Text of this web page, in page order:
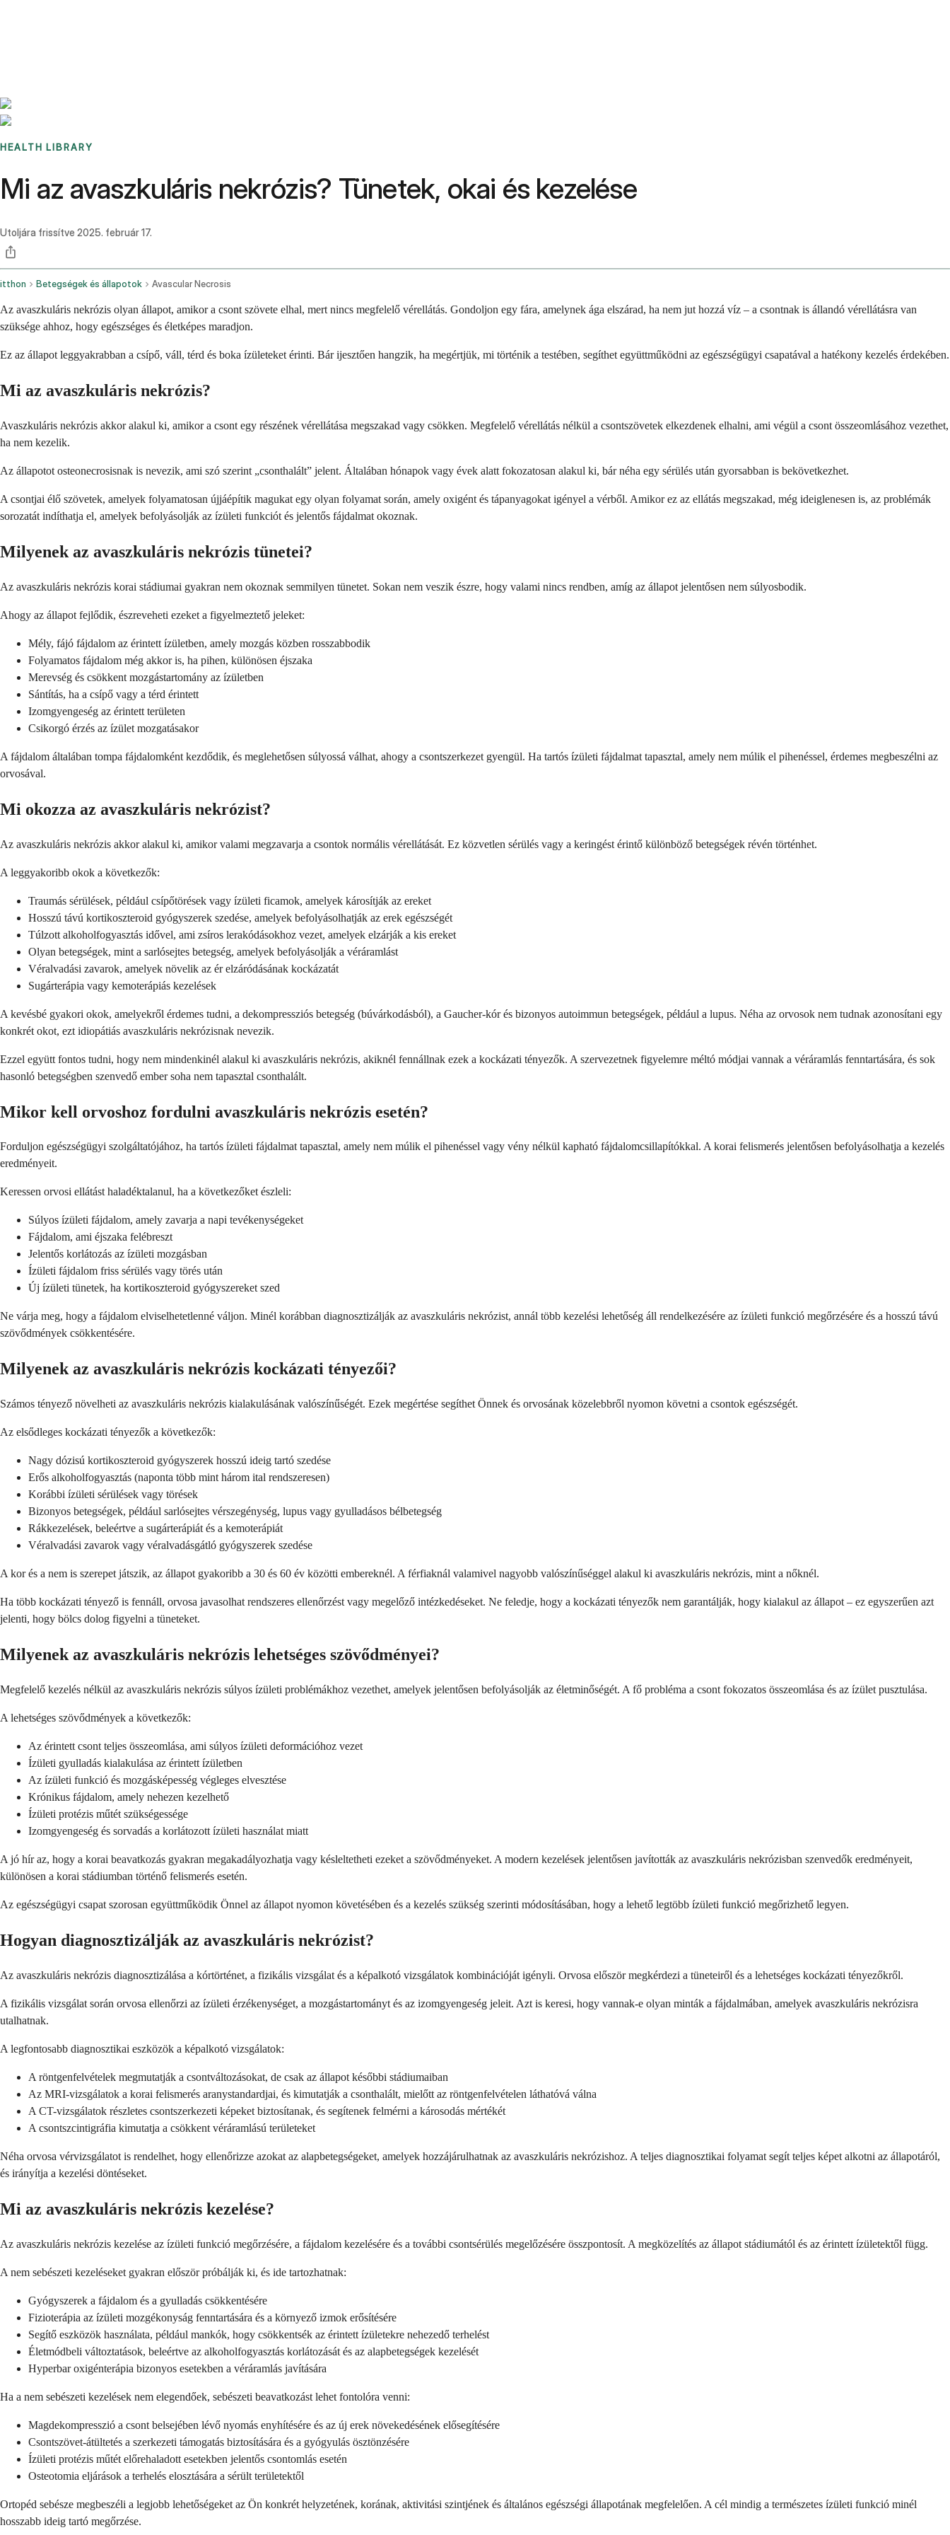
HEALTH LIBRARY
Mi az avaszkuláris nekrózis? Tünetek, okai és kezelése
Utoljára frissítve 2025. február 17.
itthon Betegségek és állapotok Avascular Necrosis
Az avaszkuláris nekrózis olyan állapot, amikor a csont szövete elhal, mert nincs megfelelő vérellátás. Gondoljon egy fára, amelynek ága elszárad, ha nem jut hozzá víz – a csontnak is állandó vérellátásra van
szüksége ahhoz, hogy egészséges és életképes maradjon.
Ez az állapot leggyakrabban a csípő, váll, térd és boka ízületeket érinti. Bár ijesztően hangzik, ha megértjük, mi történik a testében, segíthet együttműködni az egészségügyi csapatával a hatékony kezelés érdekében.
Mi az avaszkuláris nekrózis?
Avaszkuláris nekrózis akkor alakul ki, amikor a csont egy részének vérellátása megszakad vagy csökken. Megfelelő vérellátás nélkül a csontszövetek elkezdenek elhalni, ami végül a csont összeomlásához vezethet,
ha nem kezelik.
Az állapotot osteonecrosisnak is nevezik, ami szó szerint „csonthalált” jelent. Általában hónapok vagy évek alatt fokozatosan alakul ki, bár néha egy sérülés után gyorsabban is bekövetkezhet.
A csontjai élő szövetek, amelyek folyamatosan újjáépítik magukat egy olyan folyamat során, amely oxigént és tápanyagokat igényel a vérből. Amikor ez az ellátás megszakad, még ideiglenesen is, az problémák
sorozatát indíthatja el, amelyek befolyásolják az ízületi funkciót és jelentős fájdalmat okoznak.
Milyenek az avaszkuláris nekrózis tünetei?
Az avaszkuláris nekrózis korai stádiumai gyakran nem okoznak semmilyen tünetet. Sokan nem veszik észre, hogy valami nincs rendben, amíg az állapot jelentősen nem súlyosbodik.
Ahogy az állapot fejlődik, észreveheti ezeket a figyelmeztető jeleket:
Mély, fájó fájdalom az érintett ízületben, amely mozgás közben rosszabbodik
Folyamatos fájdalom még akkor is, ha pihen, különösen éjszaka
Merevség és csökkent mozgástartomány az ízületben
Sántítás, ha a csípő vagy a térd érintett
Izomgyengeség az érintett területen
Csikorgó érzés az ízület mozgatásakor
A fájdalom általában tompa fájdalomként kezdődik, és meglehetősen súlyossá válhat, ahogy a csontszerkezet gyengül. Ha tartós ízületi fájdalmat tapasztal, amely nem múlik el pihenéssel, érdemes megbeszélni az
orvosával.
Mi okozza az avaszkuláris nekrózist?
Az avaszkuláris nekrózis akkor alakul ki, amikor valami megzavarja a csontok normális vérellátását. Ez közvetlen sérülés vagy a keringést érintő különböző betegségek révén történhet.
A leggyakoribb okok a következők:
Traumás sérülések, például csípőtörések vagy ízületi ficamok, amelyek károsítják az ereket
Hosszú távú kortikoszteroid gyógyszerek szedése, amelyek befolyásolhatják az erek egészségét
Túlzott alkoholfogyasztás idővel, ami zsíros lerakódásokhoz vezet, amelyek elzárják a kis ereket
Olyan betegségek, mint a sarlósejtes betegség, amelyek befolyásolják a véráramlást
Véralvadási zavarok, amelyek növelik az ér elzáródásának kockázatát
Sugárterápia vagy kemoterápiás kezelések
A kevésbé gyakori okok, amelyekről érdemes tudni, a dekompressziós betegség (búvárkodásból), a Gaucher-kór és bizonyos autoimmun betegségek, például a lupus. Néha az orvosok nem tudnak azonosítani egy
konkrét okot, ezt idiopátiás avaszkuláris nekrózisnak nevezik.
Ezzel együtt fontos tudni, hogy nem mindenkinél alakul ki avaszkuláris nekrózis, akiknél fennállnak ezek a kockázati tényezők. A szervezetnek figyelemre méltó módjai vannak a véráramlás fenntartására, és sok
hasonló betegségben szenvedő ember soha nem tapasztal csonthalált.
Mikor kell orvoshoz fordulni avaszkuláris nekrózis esetén?
Forduljon egészségügyi szolgáltatójához, ha tartós ízületi fájdalmat tapasztal, amely nem múlik el pihenéssel vagy vény nélkül kapható fájdalomcsillapítókkal. A korai felismerés jelentősen befolyásolhatja a kezelés
eredményeit.
Keressen orvosi ellátást haladéktalanul, ha a következőket észleli:
Súlyos ízületi fájdalom, amely zavarja a napi tevékenységeket
Fájdalom, ami éjszaka felébreszt
Jelentős korlátozás az ízületi mozgásban
Ízületi fájdalom friss sérülés vagy törés után
Új ízületi tünetek, ha kortikoszteroid gyógyszereket szed
Ne várja meg, hogy a fájdalom elviselhetetlenné váljon. Minél korábban diagnosztizálják az avaszkuláris nekrózist, annál több kezelési lehetőség áll rendelkezésére az ízületi funkció megőrzésére és a hosszú távú
szövődmények csökkentésére.
Milyenek az avaszkuláris nekrózis kockázati tényezői?
Számos tényező növelheti az avaszkuláris nekrózis kialakulásának valószínűségét. Ezek megértése segíthet Önnek és orvosának közelebbről nyomon követni a csontok egészségét.
Az elsődleges kockázati tényezők a következők:
Nagy dózisú kortikoszteroid gyógyszerek hosszú ideig tartó szedése
Erős alkoholfogyasztás (naponta több mint három ital rendszeresen)
Korábbi ízületi sérülések vagy törések
Bizonyos betegségek, például sarlósejtes vérszegénység, lupus vagy gyulladásos bélbetegség
Rákkezelések, beleértve a sugárterápiát és a kemoterápiát
Véralvadási zavarok vagy véralvadásgátló gyógyszerek szedése
A kor és a nem is szerepet játszik, az állapot gyakoribb a 30 és 60 év közötti embereknél. A férfiaknál valamivel nagyobb valószínűséggel alakul ki avaszkuláris nekrózis, mint a nőknél.
Ha több kockázati tényező is fennáll, orvosa javasolhat rendszeres ellenőrzést vagy megelőző intézkedéseket. Ne feledje, hogy a kockázati tényezők nem garantálják, hogy kialakul az állapot – ez egyszerűen azt
jelenti, hogy bölcs dolog figyelni a tüneteket.
Milyenek az avaszkuláris nekrózis lehetséges szövődményei?
Megfelelő kezelés nélkül az avaszkuláris nekrózis súlyos ízületi problémákhoz vezethet, amelyek jelentősen befolyásolják az életminőségét. A fő probléma a csont fokozatos összeomlása és az ízület pusztulása.
A lehetséges szövődmények a következők:
Az érintett csont teljes összeomlása, ami súlyos ízületi deformációhoz vezet
Ízületi gyulladás kialakulása az érintett ízületben
Az ízületi funkció és mozgásképesség végleges elvesztése
Krónikus fájdalom, amely nehezen kezelhető
Ízületi protézis műtét szükségessége
Izomgyengeség és sorvadás a korlátozott ízületi használat miatt
A jó hír az, hogy a korai beavatkozás gyakran megakadályozhatja vagy késleltetheti ezeket a szövődményeket. A modern kezelések jelentősen javították az avaszkuláris nekrózisban szenvedők eredményeit,
különösen a korai stádiumban történő felismerés esetén.
Az egészségügyi csapat szorosan együttműködik Önnel az állapot nyomon követésében és a kezelés szükség szerinti módosításában, hogy a lehető legtöbb ízületi funkció megőrizhető legyen.
Hogyan diagnosztizálják az avaszkuláris nekrózist?
Az avaszkuláris nekrózis diagnosztizálása a kórtörténet, a fizikális vizsgálat és a képalkotó vizsgálatok kombinációját igényli. Orvosa először megkérdezi a tüneteiről és a lehetséges kockázati tényezőkről.
A fizikális vizsgálat során orvosa ellenőrzi az ízületi érzékenységet, a mozgástartományt és az izomgyengeség jeleit. Azt is keresi, hogy vannak-e olyan minták a fájdalmában, amelyek avaszkuláris nekrózisra
utalhatnak.
A legfontosabb diagnosztikai eszközök a képalkotó vizsgálatok:
A röntgenfelvételek megmutatják a csontváltozásokat, de csak az állapot későbbi stádiumaiban
Az MRI-vizsgálatok a korai felismerés aranystandardjai, és kimutatják a csonthalált, mielőtt az röntgenfelvételen láthatóvá válna
A CT-vizsgálatok részletes csontszerkezeti képeket biztosítanak, és segítenek felmérni a károsodás mértékét
A csontszcintigráfia kimutatja a csökkent véráramlású területeket
Néha orvosa vérvizsgálatot is rendelhet, hogy ellenőrizze azokat az alapbetegségeket, amelyek hozzájárulhatnak az avaszkuláris nekrózishoz. A teljes diagnosztikai folyamat segít teljes képet alkotni az állapotáról,
és irányítja a kezelési döntéseket.
Mi az avaszkuláris nekrózis kezelése?
Az avaszkuláris nekrózis kezelése az ízületi funkció megőrzésére, a fájdalom kezelésére és a további csontsérülés megelőzésére összpontosít. A megközelítés az állapot stádiumától és az érintett ízületektől függ.
A nem sebészeti kezeléseket gyakran először próbálják ki, és ide tartozhatnak:
Gyógyszerek a fájdalom és a gyulladás csökkentésére
Fizioterápia az ízületi mozgékonyság fenntartására és a környező izmok erősítésére
Segítő eszközök használata, például mankók, hogy csökkentsék az érintett ízületekre nehezedő terhelést
Életmódbeli változtatások, beleértve az alkoholfogyasztás korlátozását és az alapbetegségek kezelését
Hyperbar oxigénterápia bizonyos esetekben a véráramlás javítására
Ha a nem sebészeti kezelések nem elegendőek, sebészeti beavatkozást lehet fontolóra venni:
Magdekompresszió a csont belsejében lévő nyomás enyhítésére és az új erek növekedésének elősegítésére
Csontszövet-átültetés a szerkezeti támogatás biztosítására és a gyógyulás ösztönzésére
Ízületi protézis műtét előrehaladott esetekben jelentős csontomlás esetén
Osteotomia eljárások a terhelés elosztására a sérült területektől
Ortopéd sebésze megbeszéli a legjobb lehetőségeket az Ön konkrét helyzetének, korának, aktivitási szintjének és általános egészségi állapotának megfelelően. A cél mindig a természetes ízületi funkció minél
hosszabb ideig tartó megőrzése.